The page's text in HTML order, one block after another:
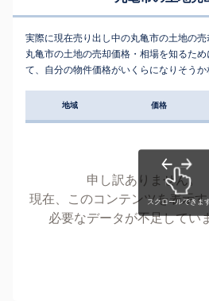
実際に現在売り出し中の丸亀市の土地の売
丸亀市の土地の売却価格・相場を知るた
て、自分の物件価格がいくらになりそうか
地域 価格
申し訳ありません。
現在、このコンテンツを表示
必要なデータが不足してい